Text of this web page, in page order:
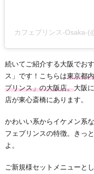
カフェプリンス-Osaka-
続いてご紹介する大阪でお
ス」です！こちらは東京都
プリンス」の大阪店。大阪
店が東心斎橋にあります。
かわいい系からイケメン系
フェプリンスの特徴。きっ
よ。
ご新規様セットメニューと